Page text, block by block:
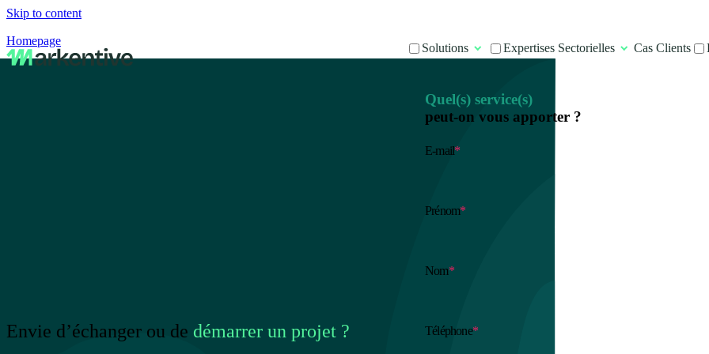
Skip to content
Homepage
Solutions Expertises Sectorielles Cas Clients
Envie d’échanger ou de démarrer un projet ?
Quel(s) service(s)
peut-on vous apporter ?
E-mail*
Prénom*
Nom*
Téléphone*